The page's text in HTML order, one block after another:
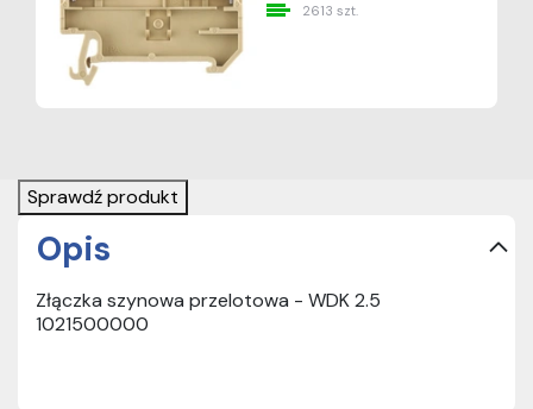
2613 szt.
Sprawdź produkt
Opis
Złączka szynowa przelotowa - WDK 2.5
1021500000